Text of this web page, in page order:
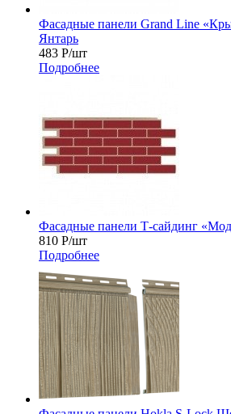
Фасадные панели Grand Line
Янтарь
483 Р/шт
Подробнее
Фасадные панели Т-сайдинг
810 Р/шт
Подробнее